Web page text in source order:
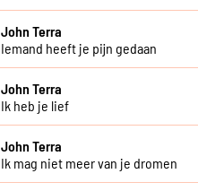
John Terra
Iemand heeft je pijn gedaan
John Terra
Ik heb je lief
John Terra
Ik mag niet meer van je dromen